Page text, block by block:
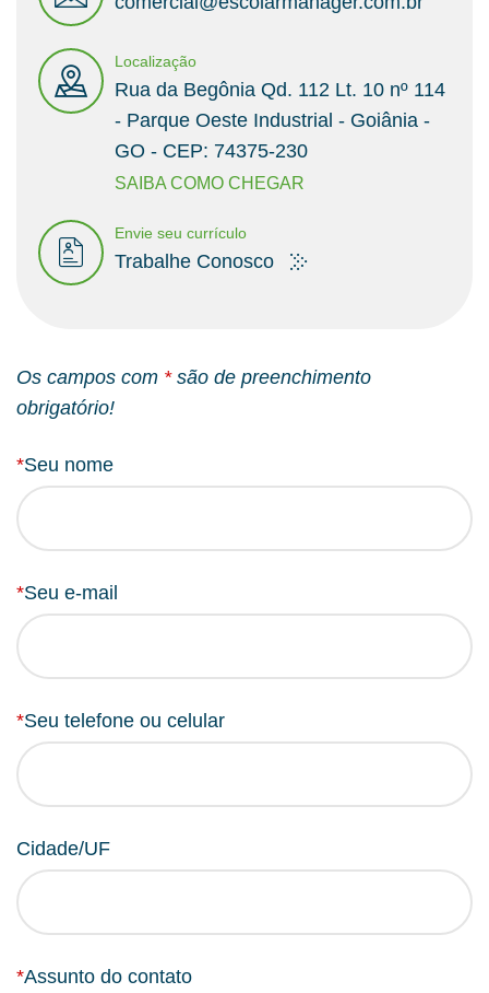
Localização
Rua da Begônia Qd. 112 Lt. 10 nº 114
- Parque Oeste Industrial - Goiânia -
GO - CEP: 74375-230
SAIBA COMO CHEGAR
Envie seu currículo
Trabalhe Conosco
Os campos com *são de preenchimento
obrigatório!
*Seu nome
*Seu e-mail
*Seu telefone ou celular
Cidade/UF
*Assunto do contato